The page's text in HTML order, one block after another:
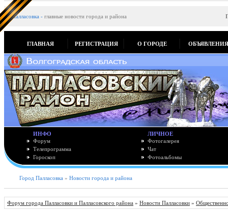
Палласовка - главные новости города и района
ГЛАВНАЯ РЕГИСТРАЦИЯ О ГОРОДЕ ОБЪЯВЛЕНИЯ
ИНФО
Форум
Телепрограмма
Гороскоп
ЛИЧНОЕ
Фотогалерея
Чат
Фотоальбомы
Город Палласовка » Новости города и района
Форум города Палласовки и Палласовского района » Новости Палласовки »